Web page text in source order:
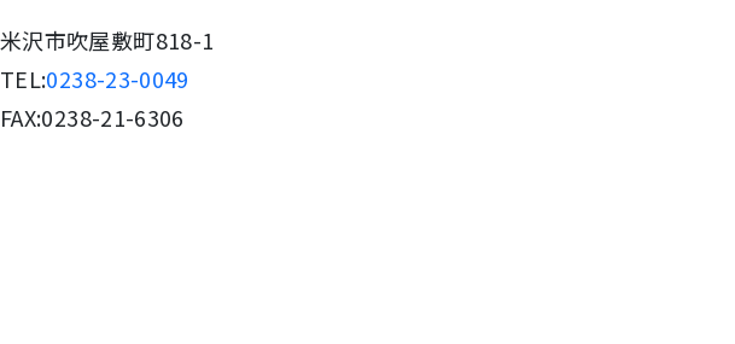
米沢市吹屋敷町818-1
TEL:0238-23-0049
FAX:0238-21-6306